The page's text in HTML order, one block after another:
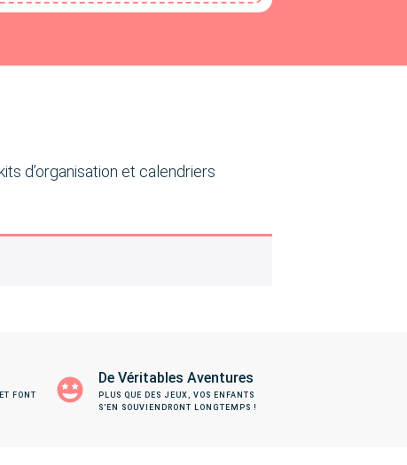
d’organisation et calendriers
FONT
De Véritables Aventures
PLUS QUE DES JEUX, VOS ENFANTS
S'EN SOUVIENDRONT LONGTEMPS !